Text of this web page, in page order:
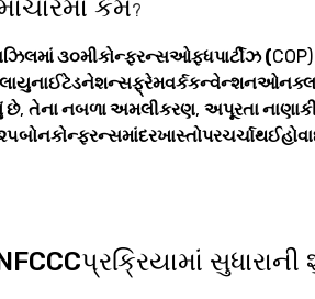
કેમ?
૩૦મીકોન્ફરન્સઓફધપાર્ટીઝ (
છે, તેના નબળા અમલીકરણ, અપૂરતા